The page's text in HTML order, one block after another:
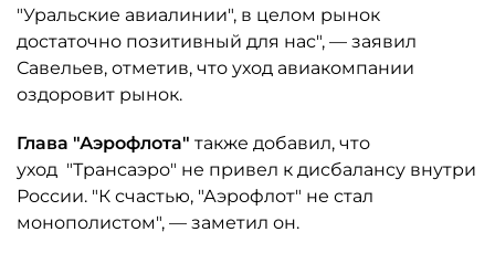
"Уральские авиалинии", в целом рынок
достаточно позитивный для нас", — заявил
Савельев, отметив, что уход авиакомпании
оздоровит рынок.
Глава "Аэрофлота" также добавил, что
уход "Трансаэро" не привел к дисбалансу внутри
России. "К счастью, "Аэрофлот" не стал
монополистом", — заметил он.